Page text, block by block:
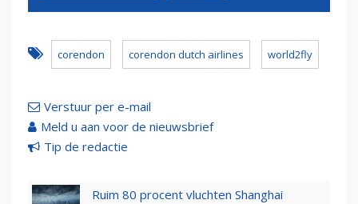
corendon corendon dutch airlines world2fly
Verstuur per e-mail
Meld u aan voor de nieuwsbrief
Tip de redactie
Ruim 80 procent vluchten Shanghai